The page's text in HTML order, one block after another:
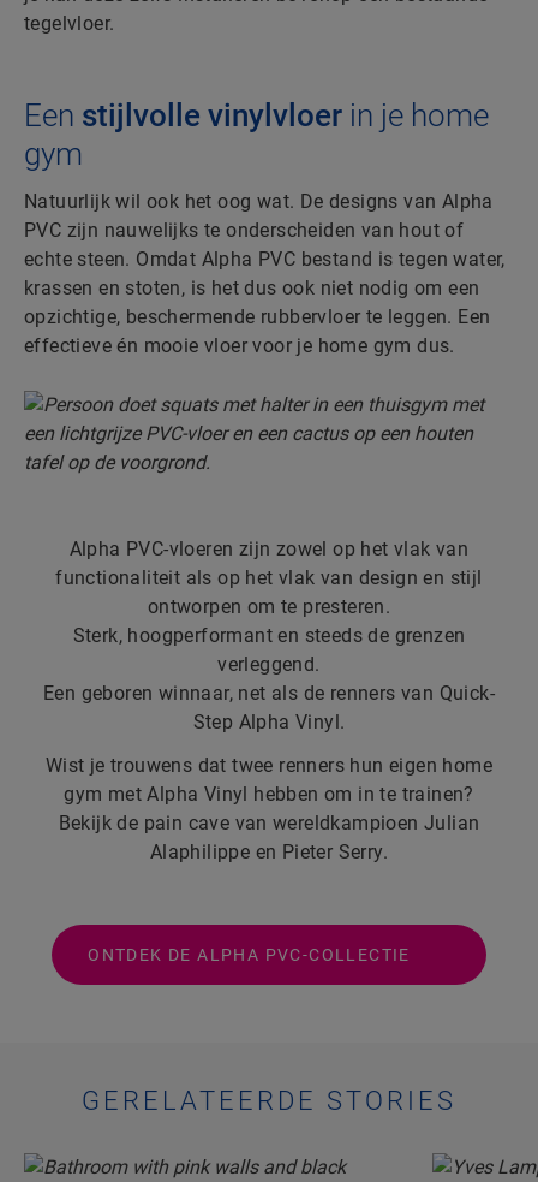
tegelvloer.
Een stijlvolle vinylvloer in je home
gym
Natuurlijk wil ook het oog wat. De designs van Alpha
PVC zijn nauwelijks te onderscheiden van hout of
echte steen. Omdat Alpha PVC bestand is tegen water,
krassen en stoten, is het dus ook niet nodig om een
opzichtige, beschermende rubbervloer te leggen. Een
effectieve én mooie vloer voor je home gym dus.
Alpha PVC-vloeren zijn zowel op het vlak van
functionaliteit als op het vlak van design en stijl
ontworpen om te presteren.
Sterk, hoogperformant en steeds de grenzen
verleggend.
Een geboren winnaar, net als de renners van Quick-
Step Alpha Vinyl.
Wist je trouwens dat twee renners hun eigen home
gym met Alpha Vinyl hebben om in te trainen?
Bekijk de pain cave van wereldkampioen Julian
Alaphilippe en Pieter Serry.
ONTDEK DE ALPHA PVC-COLLECTIE
GERELATEERDE STORIES